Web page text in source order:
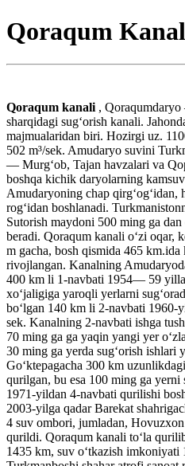
Qoraqum
Qoraqum kanali ,
sharqidagi sugʻorish kanali.
majmualaridan biri. Hozirgi uz.
502 m³/sek. Amudaryo suvini
— Murgʻob, Tajan havzalari va
boshqa kichik daryolarning
Amudaryoning chap
rogʻidan boshlanadi.
Sutorish maydoni 500 ming ga
beradi. Qoraqum kanali oʻzi oqar,
m gacha, bosh qismida 465
rivojlangan. Kanalning
400 km li 1-navbati 1954— 59
xoʻjaligiga yaroqli yerlarni
boʻlgan 140 km li 2-navbati 1960-
sek. Kanalning 2-navbati ishga
70 ming ga ga yaqin yangi yer
30 ming ga yerda sugʻorish ishlari
Goʻktepagacha 300 km
qurilgan, bu esa 100 ming ga
1971-yildan 4-navbati qurilishi
2003-yilga qadar Barekat
4 suv ombori, jumladan,
qurildi. Qoraqum kanali toʻla
1435 km, suv oʻtkazish imkoniyati